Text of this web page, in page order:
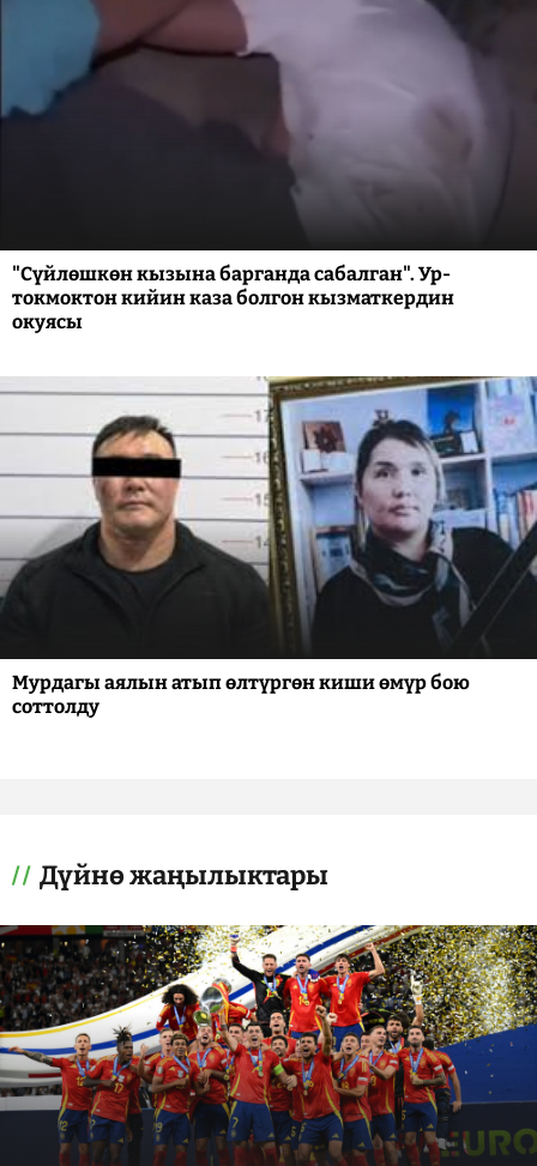
"Сүйлөшкөн кызына барганда сабалган". Ур-
токмоктон кийин каза болгон кызматкердин
окуясы
Мурдагы аялын атып өлтүргөн киши өмүр бою
соттолду
Дүйнө жаңылыктары